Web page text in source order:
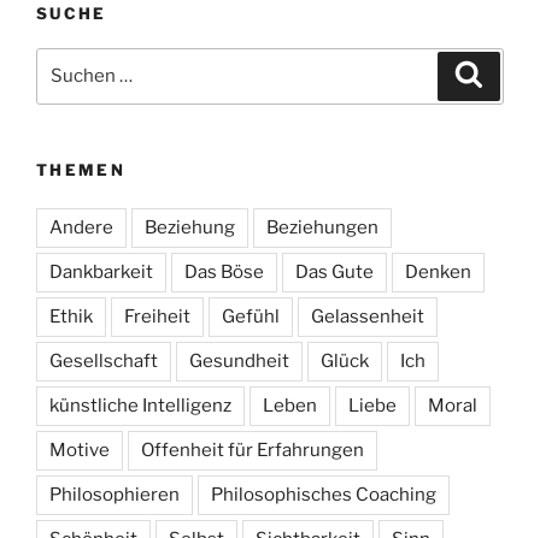
SUCHE
nach:
THEMEN
Andere Beziehung Beziehungen
Dankbarkeit Das Böse Das Gute Denken
Ethik Freiheit Gefühl Gelassenheit
Gesellschaft Gesundheit Glück Ich
künstliche Intelligenz Leben Liebe Moral
Motive Offenheit für Erfahrungen
Philosophieren Philosophisches Coaching